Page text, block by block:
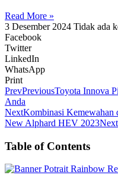
Read More »
3 Desember 2024 Tidak ada
Facebook
Twitter
LinkedIn
WhatsApp
Print
PrevPreviousToyota Innova
Anda
NextKombinasi Kemewahan
New Alphard HEV 2023Next
Table of Contents